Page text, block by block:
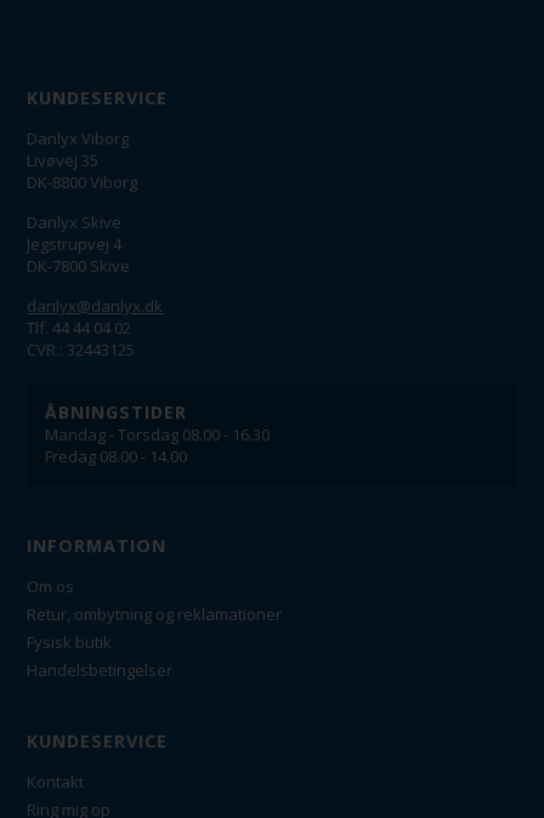
KUNDESERVICE
Danlyx Viborg
Livøvej 35
DK-8800 Viborg
Danlyx Skive
Jegstrupvej 4
DK-7800 Skive
danlyx@danlyx.dk
Tlf. 44 44 04 02
CVR.: 32443125
ÅBNINGSTIDER
Mandag - Torsdag 08.00 - 16.30
Fredag 08.00 - 14.00
INFORMATION
Om os
Retur, ombytning og reklamationer
Fysisk butik
Handelsbetingelser
KUNDESERVICE
Kontakt
Ring mig op